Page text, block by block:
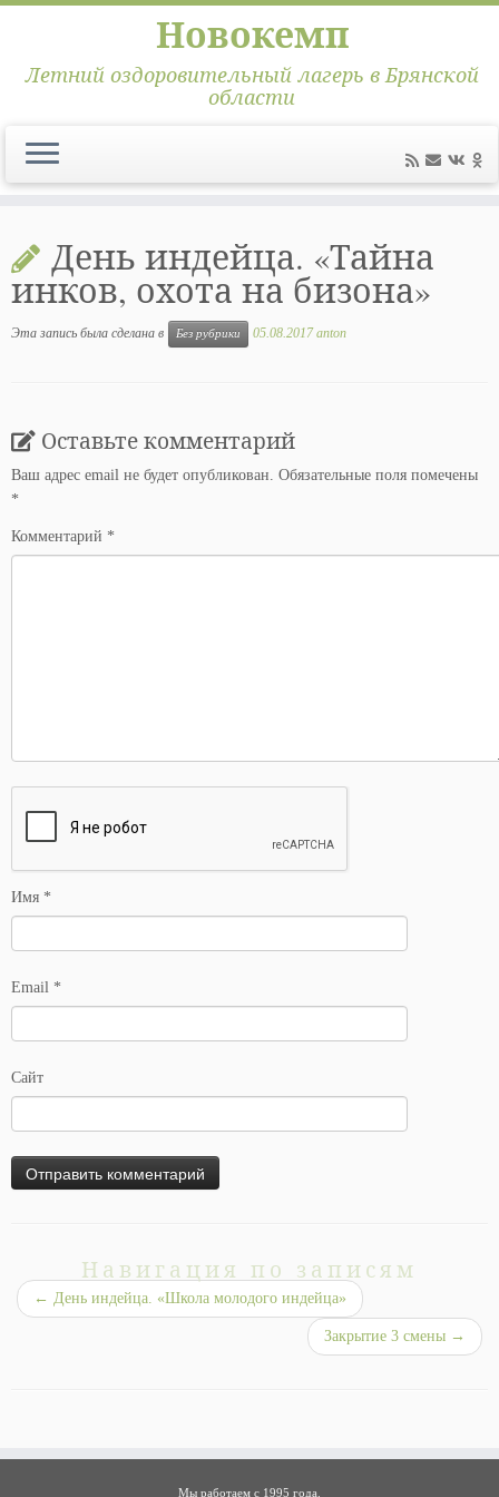
содержимому
Новокемп
Летний оздоровительный лагерь в Брянской
области
День индейца. «Тайна
инков, охота на бизона»
Эта запись была сделана в Без рубрики 05.08.2017 anton
Оставьте комментарий
Ваш адрес email не будет опубликован. Обязательные поля помечены
*
Комментарий *
Имя *
Email *
Сайт
Навигация по записям
← День индейца. «Школа молодого индейца»
Закрытие 3 смены →
Мы работаем с 1995 года.